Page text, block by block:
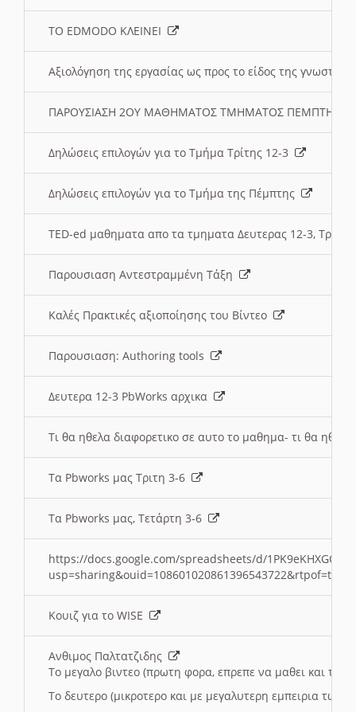
ΤΟ EDMODO ΚΛΕΙΝΕΙ
Αξιολόγηση της εργασίας ως προς το είδος της
ΠΑΡΟΥΣΙΑΣΗ 2ΟΥ ΜΑΘΗΜΑΤΟΣ ΤΜΗΜΑΤΟΣ
Δηλώσεις επιλογών για το Τμήμα Τρίτης 12-3
Δηλώσεις επιλογών για το Τμήμα της Πέμπτης
TED-ed μαθηματα απο τα τμηματα Δευτερας 12-3,
Παρουσιαση Αντεστραμμένη Τάξη
Καλές Πρακτικές αξιοποίησης του Βίντεο
Παρουσιαση: Authoring tools
Δευτερα 12-3 PbWorks αρχικα
Τι θα ηθελα διαφορετικο σε αυτο το μαθημα- τι θα
Τα Pbworks μας Τριτη 3-6
Τα Pbworks μας, Τετάρτη 3-6
https://docs.google.com/spreadsheets/d/
Κουιζ για το WISE
Ανθιμος Παλτατζιδης
Το μεγαλο βιντεο (πρωτη φορα, επρεπε να μαθει και το
Το δευτερο (μικροτερο και με μεγαλυτερη εμπειρια